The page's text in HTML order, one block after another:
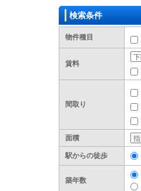
検索条件
物件種目
賃料
間取り
面積
駅からの徒歩
築年数